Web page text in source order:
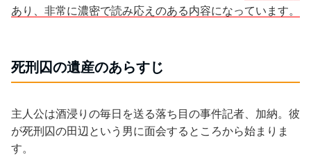
あり、非常に濃密で読み応えのある内容になっています。
死刑囚の遺産のあらすじ
主人公は酒浸りの毎日を送る落ち目の事件記者、加納。彼
が死刑囚の田辺という男に面会するところから始まりま
す。